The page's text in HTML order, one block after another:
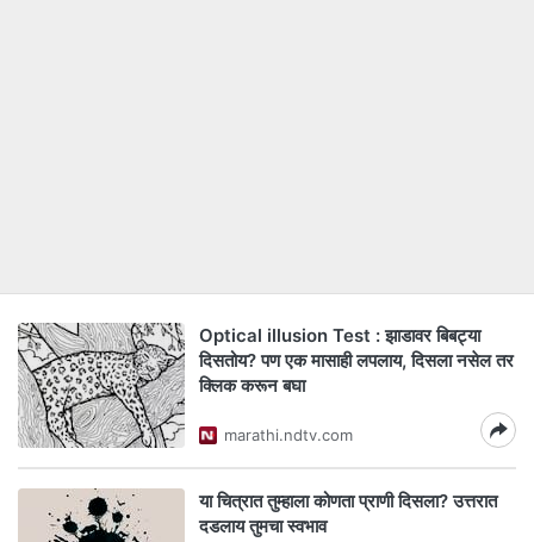
Optical illusion Test : झाडावर बिबट्या
दिसतोय? पण एक मासाही लपलाय, दिसला नसेल तर
क्लिक करून बघा
marathi.ndtv.com
या चित्रात तुम्हाला कोणता प्राणी दिसला? उत्तरात
दडलाय तुमचा स्वभाव